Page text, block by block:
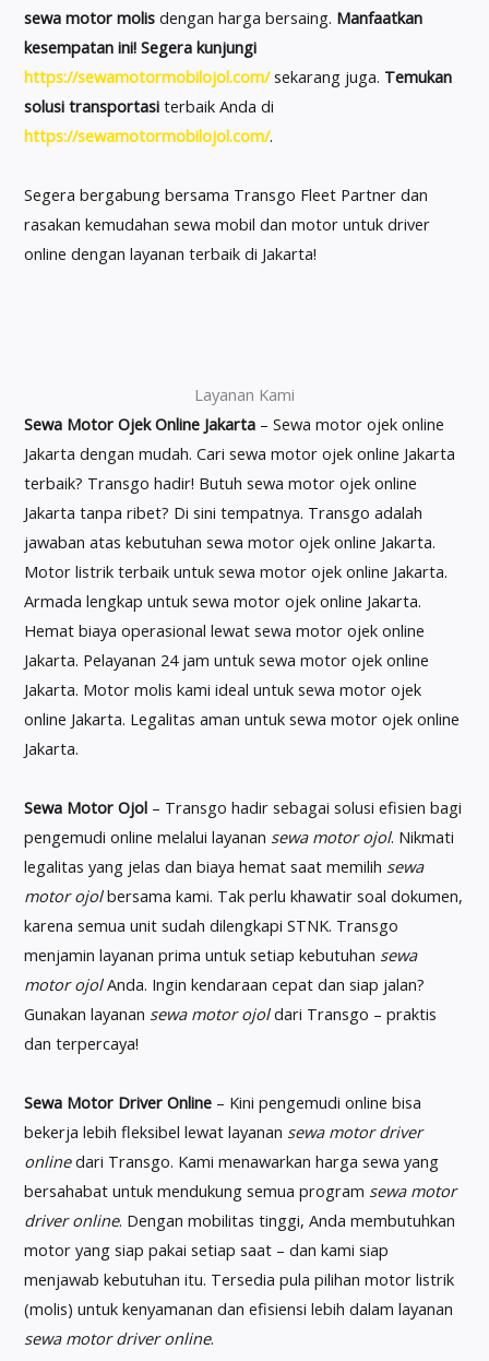
sewa motor molisdengan harga bersaing. Manfaatkan
kesempatan ini! Segera kunjungi
https://sewamotormobilojol.com/sekarang juga. Temukan
solusi transportasiterbaik Anda di
https://sewamotormobilojol.com/.
Segera bergabung bersama Transgo Fleet Partner dan
rasakan kemudahan sewa mobil dan motor untuk driver
online dengan layanan terbaik di Jakarta!
Layanan Kami
Sewa Motor Ojek Online Jakarta– Sewa motor ojek online
Jakarta dengan mudah. Cari sewa motor ojek online Jakarta
terbaik? Transgo hadir! Butuh sewa motor ojek online
Jakarta tanpa ribet? Di sini tempatnya. Transgo adalah
jawaban atas kebutuhan sewa motor ojek online Jakarta.
Motor listrik terbaik untuk sewa motor ojek online Jakarta.
Armada lengkap untuk sewa motor ojek online Jakarta.
Hemat biaya operasional lewat sewa motor ojek online
Jakarta. Pelayanan 24 jam untuk sewa motor ojek online
Jakarta. Motor molis kami ideal untuk sewa motor ojek
online Jakarta. Legalitas aman untuk sewa motor ojek online
Jakarta.
Sewa Motor Ojol– Transgo hadir sebagai solusi efisien bagi
pengemudi online melalui layanan sewa motor ojol. Nikmati
legalitas yang jelas dan biaya hemat saat memilih sewa
motor ojolbersama kami. Tak perlu khawatir soal dokumen,
karena semua unit sudah dilengkapi STNK. Transgo
menjamin layanan prima untuk setiap kebutuhan sewa
motor ojolAnda. Ingin kendaraan cepat dan siap jalan?
Gunakan layanan sewa motor ojoldari Transgo – praktis
dan terpercaya!
Sewa Motor Driver Online – Kini pengemudi online bisa
bekerja lebih fleksibel lewat layanan sewa motor driver
onlinedari Transgo. Kami menawarkan harga sewa yang
bersahabat untuk mendukung semua program sewa motor
driver online. Dengan mobilitas tinggi, Anda membutuhkan
motor yang siap pakai setiap saat – dan kami siap
menjawab kebutuhan itu. Tersedia pula pilihan motor listrik
(molis) untuk kenyamanan dan efisiensi lebih dalam layanan
sewa motor driver online.